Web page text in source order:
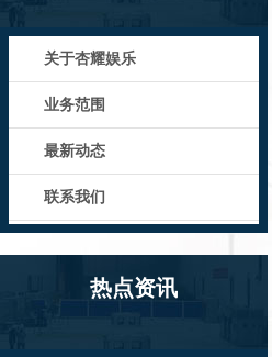
关于杏耀娱乐
业务范围
最新动态
联系我们
热点资讯